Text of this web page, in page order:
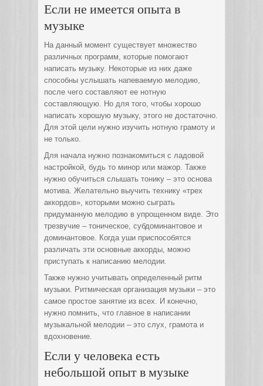
Если не имеется опыта в
музыке
На данный момент существует множество
различных программ, которые помогают
написать музыку. Некоторые из них даже
способны услышать напеваемую мелодию,
после чего составляют ее нотную
составляющую. Но для того, чтобы хорошо
написать хорошую музыку, этого не достаточно.
Для этой цели нужно изучить нотную грамоту и
не только.
Для начала нужно познакомиться с ладовой
настройкой, будь то минор или мажор. Также
нужно обучиться слышать тонику – это основа
мотива. Желательно выучить технику «трех
аккордов», которыми можно сыграть
придуманную мелодию в упрощенном виде. Это
трезвучие – тоническое, субдоминантовое и
доминантовое. Когда уши приспособятся
различать эти основные аккорды, можно
приступать к написанию мелодии.
Также нужно учитывать определенный ритм
музыки. Ритмическая организация музыки – это
самое простое занятие из всех. И конечно,
нужно помнить, что главное в написании
музыкальной мелодии – это слух, грамота и
вдохновение.
Если у человека есть
небольшой опыт в музыке